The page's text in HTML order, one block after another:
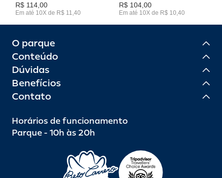
R$ 114,00
Em até 10X de R$ 11,40
R$ 104,00
Em até 10X de R$ 10,40
O parque
Conteúdo
Dúvidas
Benefícios
Contato
Horários de funcionamento
Parque - 10h às 20h